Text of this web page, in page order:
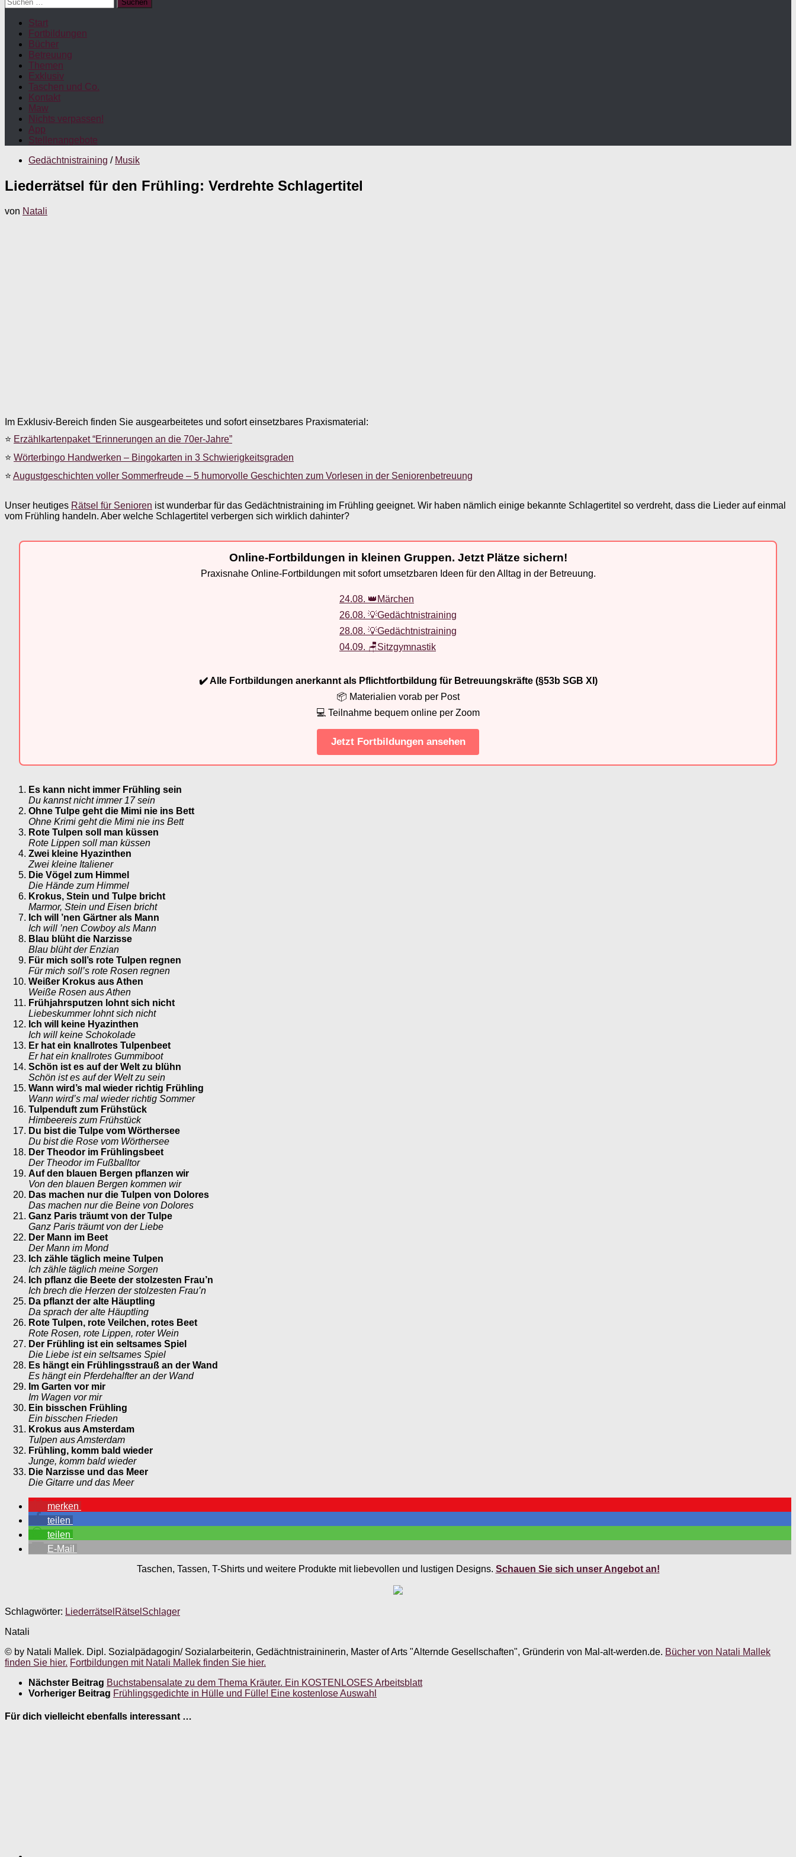
nach:
Start
Fortbildungen
Bücher
Betreuung
Themen
Exklusiv
Taschen und Co.
Kontakt
Maw
Nichts verpassen!
App
Stellenangebote
Gedächtnistraining / Musik
Liederrätsel für den Frühling: Verdrehte Schlagertitel
von Natali
Im Exklusiv-Bereich finden Sie ausgearbeitetes und sofort einsetzbares Praxismaterial:
⭐ Erzählkartenpaket “Erinnerungen an die 70er-Jahre”
⭐ Wörterbingo Handwerken – Bingokarten in 3 Schwierigkeitsgraden
⭐ Augustgeschichten voller Sommerfreude – 5 humorvolle Geschichten zum Vorlesen in der Seniorenbetreuung
Unser heutiges Rätsel für Senioren ist wunderbar für das Gedächtnistraining im Frühling geeignet. Wir haben nämlich einige bekannte Schlagertitel so verdreht, dass die Lieder auf einmal
vom Frühling handeln. Aber welche Schlagertitel verbergen sich wirklich dahinter?
Online-Fortbildungen in kleinen Gruppen. Jetzt Plätze sichern!
Praxisnahe Online-Fortbildungen mit sofort umsetzbaren Ideen für den Alltag in der Betreuung.
24.08. 👑Märchen
26.08. 💡Gedächtnistraining
28.08. 💡Gedächtnistraining
04.09. 🪑Sitzgymnastik
✔️ Alle Fortbildungen anerkannt als Pflichtfortbildung für Betreuungskräfte (§53b SGB XI)
📦 Materialien vorab per Post
💻 Teilnahme bequem online per Zoom
Jetzt Fortbildungen ansehen
Es kann nicht immer Frühling sein
Du kannst nicht immer 17 sein
Ohne Tulpe geht die Mimi nie ins Bett
Ohne Krimi geht die Mimi nie ins Bett
Rote Tulpen soll man küssen
Rote Lippen soll man küssen
Zwei kleine Hyazinthen
Zwei kleine Italiener
Die Vögel zum Himmel
Die Hände zum Himmel
Krokus, Stein und Tulpe bricht
Marmor, Stein und Eisen bricht
Ich will ’nen Gärtner als Mann
Ich will ’nen Cowboy als Mann
Blau blüht die Narzisse
Blau blüht der Enzian
Für mich soll’s rote Tulpen regnen
Für mich soll’s rote Rosen regnen
Weißer Krokus aus Athen
Weiße Rosen aus Athen
Frühjahrsputzen lohnt sich nicht
Liebeskummer lohnt sich nicht
Ich will keine Hyazinthen
Ich will keine Schokolade
Er hat ein knallrotes Tulpenbeet
Er hat ein knallrotes Gummiboot
Schön ist es auf der Welt zu blühn
Schön ist es auf der Welt zu sein
Wann wird’s mal wieder richtig Frühling
Wann wird’s mal wieder richtig Sommer
Tulpenduft zum Frühstück
Himbeereis zum Frühstück
Du bist die Tulpe vom Wörthersee
Du bist die Rose vom Wörthersee
Der Theodor im Frühlingsbeet
Der Theodor im Fußballtor
Auf den blauen Bergen pflanzen wir
Von den blauen Bergen kommen wir
Das machen nur die Tulpen von Dolores
Das machen nur die Beine von Dolores
Ganz Paris träumt von der Tulpe
Ganz Paris träumt von der Liebe
Der Mann im Beet
Der Mann im Mond
Ich zähle täglich meine Tulpen
Ich zähle täglich meine Sorgen
Ich pflanz die Beete der stolzesten Frau’n
Ich brech die Herzen der stolzesten Frau’n
Da pflanzt der alte Häuptling
Da sprach der alte Häuptling
Rote Tulpen, rote Veilchen, rotes Beet
Rote Rosen, rote Lippen, roter Wein
Der Frühling ist ein seltsames Spiel
Die Liebe ist ein seltsames Spiel
Es hängt ein Frühlingsstrauß an der Wand
Es hängt ein Pferdehalfter an der Wand
Im Garten vor mir
Im Wagen vor mir
Ein bisschen Frühling
Ein bisschen Frieden
Krokus aus Amsterdam
Tulpen aus Amsterdam
Frühling, komm bald wieder
Junge, komm bald wieder
Die Narzisse und das Meer
Die Gitarre und das Meer
merken
teilen
teilen
E-Mail
Taschen, Tassen, T-Shirts und weitere Produkte mit liebevollen und lustigen Designs. Schauen Sie sich unser Angebot an!
Schlagwörter: Liederrätsel Rätsel Schlager
Natali
© by Natali Mallek. Dipl. Sozialpädagogin/ Sozialarbeiterin, Gedächtnistraininerin, Master of Arts "Alternde Gesellschaften", Gründerin von Mal-alt-werden.de. Bücher von Natali Mallek
finden Sie hier. Fortbildungen mit Natali Mallek finden Sie hier.
Nächster Beitrag Buchstabensalate zu dem Thema Kräuter. Ein KOSTENLOSES Arbeitsblatt
Vorheriger Beitrag Frühlingsgedichte in Hülle und Fülle! Eine kostenlose Auswahl
Für dich vielleicht ebenfalls interessant …